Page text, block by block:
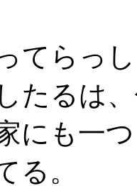
てらっ
たるは
にも一
。